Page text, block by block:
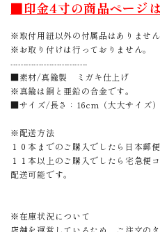
■印金4寸の商品ページ
※取付用紐以外の付属品はありません
※お取り付けは行っておりません。
------------------------------
■素材/真鍮製 ミガキ仕上げ
※真鍮は銅と亜鉛の合金です。
■サイズ/長さ：16cm（大大サイズ）
※配送方法
１０本までのご購入でしたら日本郵
１１本以上のご購入でしたら宅急便
配送可能です。
※在庫状況について
店舗を運営しているため、ご注文の